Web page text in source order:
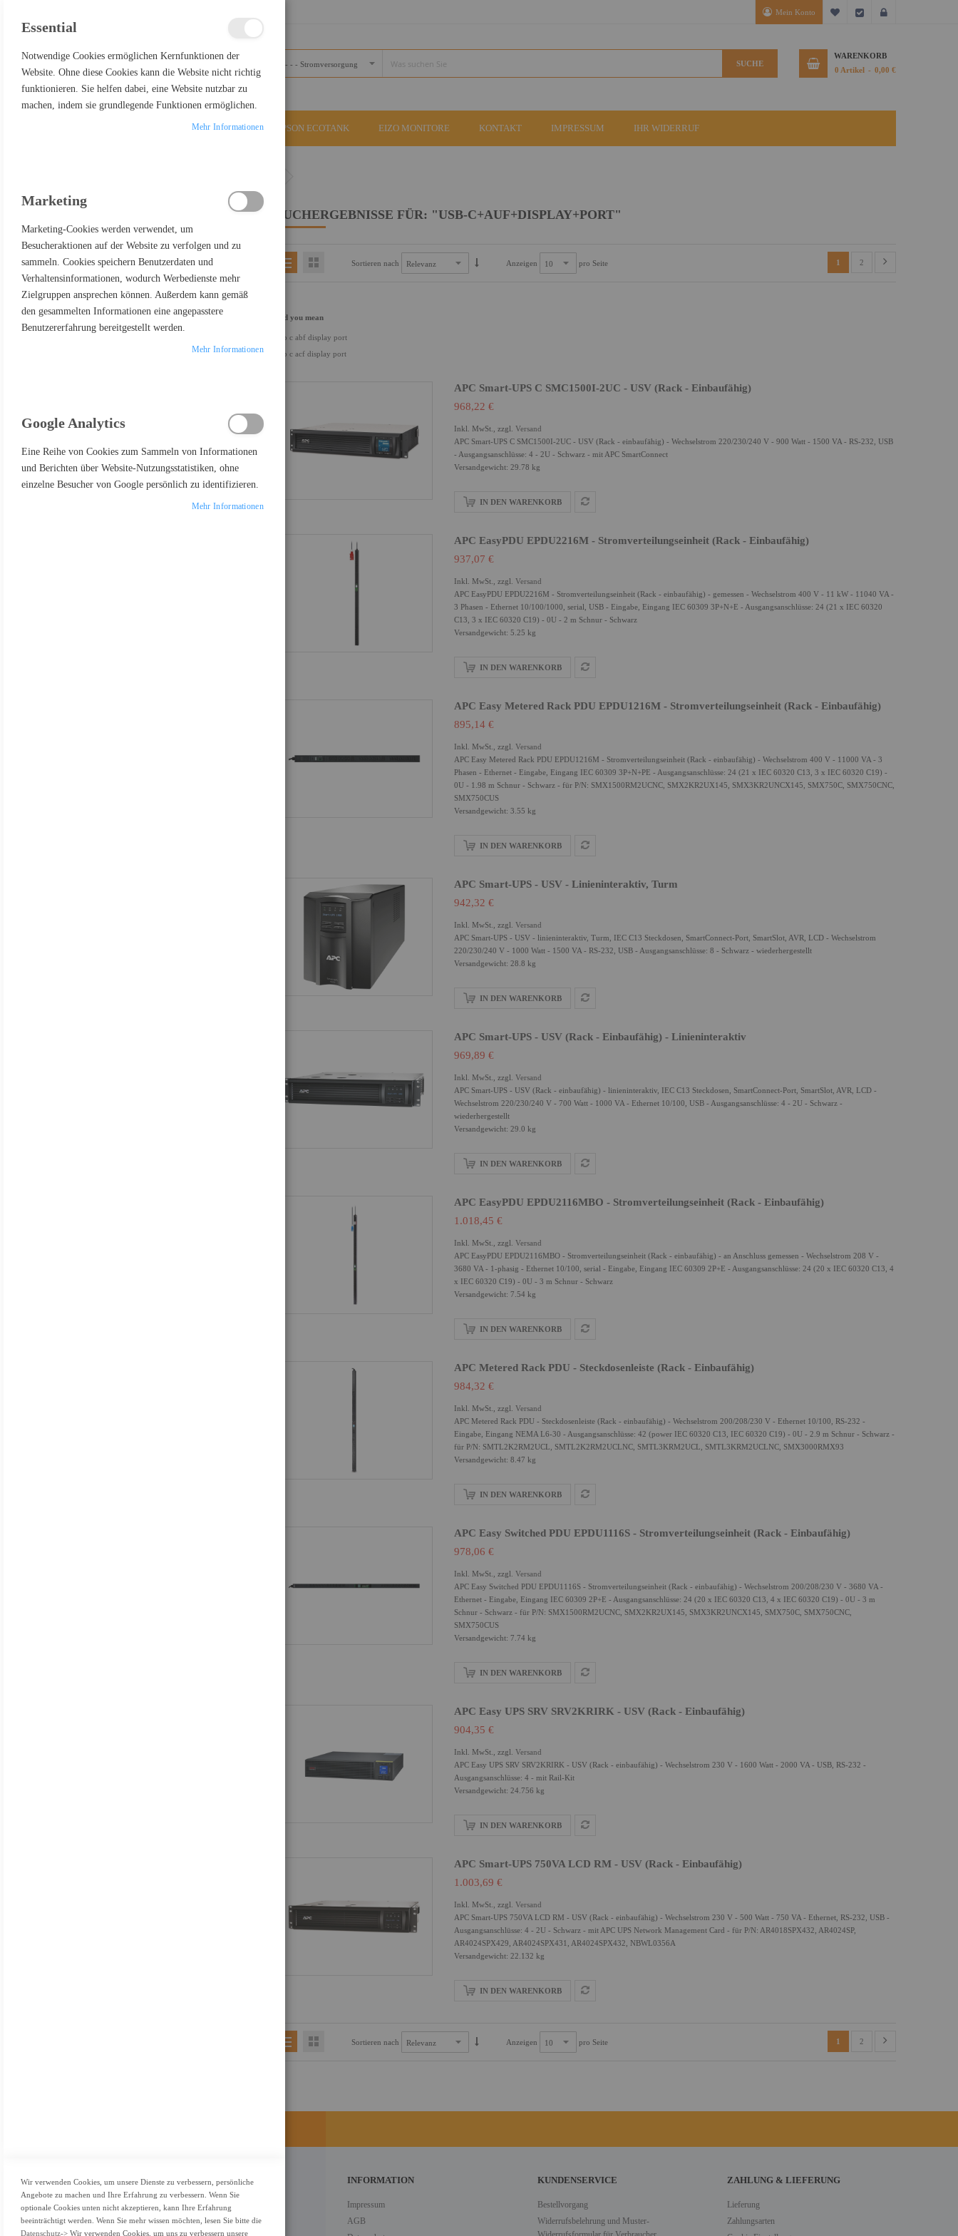
Mein Konto Mein Wunschzettel
Kasse
SUCHE
WARENKORB
0 Artikel 0,00 €
EPSON ECOTANK EIZO MONITORE KONTAKT IMPRESSUM IHR WIDERRUF
SUCHERGEBNISSE FÜR: "USB-C+AUF+DISPLAY+PORT"
Sortieren nach Anzeigen pro Seite 1 2
Did you mean
usb c abf display port
usb c acf display port
APC Smart-UPS C SMC1500I-2UC - USV (Rack - Einbaufähig)
968,22 €
Inkl. MwSt., zzgl. Versand
APC Smart-UPS C SMC1500I-2UC - USV (Rack - einbaufähig) - Wechselstrom 220/230/240 V - 900 Watt - 1500 VA - RS-232, USB
- Ausgangsanschlüsse: 4 - 2U - Schwarz - mit APC SmartConnect
Versandgewicht: 29.78 kg
IN DEN WARENKORB
APC EasyPDU EPDU2216M - Stromverteilungseinheit (Rack - Einbaufähig)
937,07 €
Inkl. MwSt., zzgl. Versand
APC EasyPDU EPDU2216M - Stromverteilungseinheit (Rack - einbaufähig) - gemessen - Wechselstrom 400 V - 11 kW - 11040 VA -
3 Phasen - Ethernet 10/100/1000, serial, USB - Eingabe, Eingang IEC 60309 3P+N+E - Ausgangsanschlüsse: 24 (21 x IEC 60320
C13, 3 x IEC 60320 C19) - 0U - 2 m Schnur - Schwarz
Versandgewicht: 5.25 kg
IN DEN WARENKORB
APC Easy Metered Rack PDU EPDU1216M - Stromverteilungseinheit (Rack - Einbaufähig)
895,14 €
Inkl. MwSt., zzgl. Versand
APC Easy Metered Rack PDU EPDU1216M - Stromverteilungseinheit (Rack - einbaufähig) - Wechselstrom 400 V - 11000 VA - 3
Phasen - Ethernet - Eingabe, Eingang IEC 60309 3P+N+PE - Ausgangsanschlüsse: 24 (21 x IEC 60320 C13, 3 x IEC 60320 C19) -
0U - 1.98 m Schnur - Schwarz - für P/N: SMX1500RM2UCNC, SMX2KR2UX145, SMX3KR2UNCX145, SMX750C, SMX750CNC,
SMX750CUS
Versandgewicht: 3.55 kg
IN DEN WARENKORB
APC Smart-UPS - USV - Linieninteraktiv, Turm
942,32 €
Inkl. MwSt., zzgl. Versand
APC Smart-UPS - USV - linieninteraktiv, Turm, IEC C13 Steckdosen, SmartConnect-Port, SmartSlot, AVR, LCD - Wechselstrom
220/230/240 V - 1000 Watt - 1500 VA - RS-232, USB - Ausgangsanschlüsse: 8 - Schwarz - wiederhergestellt
Versandgewicht: 28.8 kg
IN DEN WARENKORB
APC Smart-UPS - USV (Rack - Einbaufähig) - Linieninteraktiv
969,89 €
Inkl. MwSt., zzgl. Versand
APC Smart-UPS - USV (Rack - einbaufähig) - linieninteraktiv, IEC C13 Steckdosen, SmartConnect-Port, SmartSlot, AVR, LCD -
Wechselstrom 220/230/240 V - 700 Watt - 1000 VA - Ethernet 10/100, USB - Ausgangsanschlüsse: 4 - 2U - Schwarz -
wiederhergestellt
Versandgewicht: 29.0 kg
IN DEN WARENKORB
APC EasyPDU EPDU2116MBO - Stromverteilungseinheit (Rack - Einbaufähig)
1.018,45 €
Inkl. MwSt., zzgl. Versand
APC EasyPDU EPDU2116MBO - Stromverteilungseinheit (Rack - einbaufähig) - an Anschluss gemessen - Wechselstrom 208 V -
3680 VA - 1-phasig - Ethernet 10/100, serial - Eingabe, Eingang IEC 60309 2P+E - Ausgangsanschlüsse: 24 (20 x IEC 60320 C13, 4
x IEC 60320 C19) - 0U - 3 m Schnur - Schwarz
Versandgewicht: 7.54 kg
IN DEN WARENKORB
APC Metered Rack PDU - Steckdosenleiste (Rack - Einbaufähig)
984,32 €
Inkl. MwSt., zzgl. Versand
APC Metered Rack PDU - Steckdosenleiste (Rack - einbaufähig) - Wechselstrom 200/208/230 V - Ethernet 10/100, RS-232 -
Eingabe, Eingang NEMA L6-30 - Ausgangsanschlüsse: 42 (power IEC 60320 C13, IEC 60320 C19) - 0U - 2.9 m Schnur - Schwarz -
für P/N: SMTL2K2RM2UCL, SMTL2K2RM2UCLNC, SMTL3KRM2UCL, SMTL3KRM2UCLNC, SMX3000RMX93
Versandgewicht: 8.47 kg
IN DEN WARENKORB
APC Easy Switched PDU EPDU1116S - Stromverteilungseinheit (Rack - Einbaufähig)
978,06 €
Inkl. MwSt., zzgl. Versand
APC Easy Switched PDU EPDU1116S - Stromverteilungseinheit (Rack - einbaufähig) - Wechselstrom 200/208/230 V - 3680 VA -
Ethernet - Eingabe, Eingang IEC 60309 2P+E - Ausgangsanschlüsse: 24 (20 x IEC 60320 C13, 4 x IEC 60320 C19) - 0U - 3 m
Schnur - Schwarz - für P/N: SMX1500RM2UCNC, SMX2KR2UX145, SMX3KR2UNCX145, SMX750C, SMX750CNC,
SMX750CUS
Versandgewicht: 7.74 kg
IN DEN WARENKORB
APC Easy UPS SRV SRV2KRIRK - USV (Rack - Einbaufähig)
904,35 €
Inkl. MwSt., zzgl. Versand
APC Easy UPS SRV SRV2KRIRK - USV (Rack - einbaufähig) - Wechselstrom 230 V - 1600 Watt - 2000 VA - USB, RS-232 -
Ausgangsanschlüsse: 4 - mit Rail-Kit
Versandgewicht: 24.756 kg
IN DEN WARENKORB
APC Smart-UPS 750VA LCD RM - USV (Rack - Einbaufähig)
1.003,69 €
Inkl. MwSt., zzgl. Versand
APC Smart-UPS 750VA LCD RM - USV (Rack - einbaufähig) - Wechselstrom 230 V - 500 Watt - 750 VA - Ethernet, RS-232, USB -
Ausgangsanschlüsse: 4 - 2U - Schwarz - mit APC UPS Network Management Card - für P/N: AR4018SPX432, AR4024SP,
AR4024SPX429, AR4024SPX431, AR4024SPX432, NBWL0356A
Versandgewicht: 22.132 kg
IN DEN WARENKORB
Sortieren nach Anzeigen pro Seite 1 2
EINKAUFEN NACH
Kategorie Stromversorgung
PRODUKTE VERGLEICHEN
Sie haben keine Artikel in Ihrer Vergleichsliste
KONTAKT
Adresse: Zimbelstrasse 26/13127 Berlin
Berlin, Deutschland
INFORMATION
Impressum
AGB
KUNDENSERVICE
Bestellvorgang
Widerrufsbelehrung und Muster-
ZAHLUNG & LIEFERUNG
Lieferung
Zahlungsarten
Essential
Notwendige Cookies ermöglichen Kernfunktionen der
Website. Ohne diese Cookies kann die Website nicht richtig
funktionieren. Sie helfen dabei, eine Website nutzbar zu
machen, indem sie grundlegende Funktionen ermöglichen.
Mehr Informationen
Marketing
Marketing-Cookies werden verwendet, um
Besucheraktionen auf der Website zu verfolgen und zu
sammeln. Cookies speichern Benutzerdaten und
Verhaltensinformationen, wodurch Werbedienste mehr
Zielgruppen ansprechen können. Außerdem kann gemäß
den gesammelten Informationen eine angepasstere
Benutzererfahrung bereitgestellt werden.
Mehr Informationen
Google Analytics
Eine Reihe von Cookies zum Sammeln von Informationen
und Berichten über Website-Nutzungsstatistiken, ohne
einzelne Besucher von Google persönlich zu identifizieren.
Mehr Informationen
Wir verwenden Cookies, um unsere Dienste zu verbessern, persönliche
Angebote zu machen und Ihre Erfahrung zu verbessern. Wenn Sie
optionale Cookies unten nicht akzeptieren, kann Ihre Erfahrung
beeinträchtigt werden. Wenn Sie mehr wissen möchten, lesen Sie bitte die
Datenschutz-> Wir verwenden Cookies, um uns zu verbessern unsere